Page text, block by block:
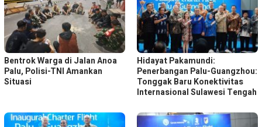
Bentrok Warga di Jalan Anoa
Palu, Polisi-TNI Amankan
Situasi
Hidayat Pakamundi:
Penerbangan Palu-Guangzhou:
Tonggak Baru Konektivitas
Internasional Sulawesi Tengah